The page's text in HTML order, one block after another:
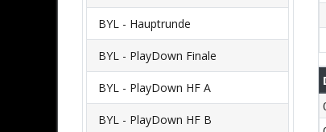
BYL - Hauptrunde
BYL - PlayDown Finale
BYL - PlayDown HF A
BYL - PlayDown HF B